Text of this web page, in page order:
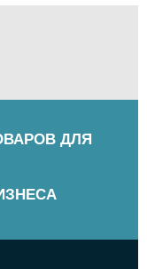
ДЛЯ